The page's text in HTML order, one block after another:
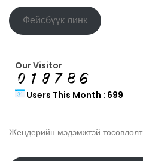
Фейсбүүк линк
Our Visitor
Users This Month : 699
Жендерийн мэдэмжтэй төсөвлөлт